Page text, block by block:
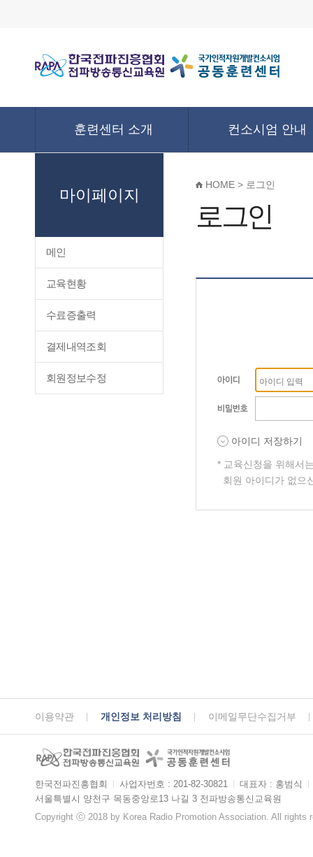
훈련센터 소개 컨소시엄 안내
마이페이지
메인
교육현황
수료증출력
결제내역조회
회원정보수정
HOME > 로그인
로그인
아이디 저장하기
* 교육신청을 위해서
회원 아이디가 없으
이용약관 개인정보 처리방침 이메일무단수집거부
한국전파진흥협회 사업자번호 : 201-82-30821 대표자 : 홍범식
서울특별시 양천구 목동중앙로13 나길 3 전파방송통신교육원
Copyright ⓒ 2018 by Korea Radio Promotion Association. All rights